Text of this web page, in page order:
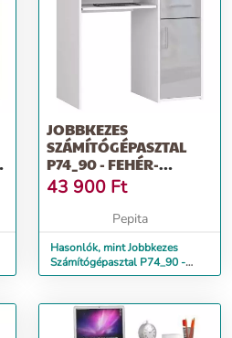
JOBBKEZES
SZÁMÍTÓGÉPASZTAL
P74_90 - FEHÉR-
SZÜRKE FÉNYES
43 900 Ft
Pepita
Hasonlók, mint Jobbkezes
Számítógépasztal P74_90 -
fehér-szürke fényes